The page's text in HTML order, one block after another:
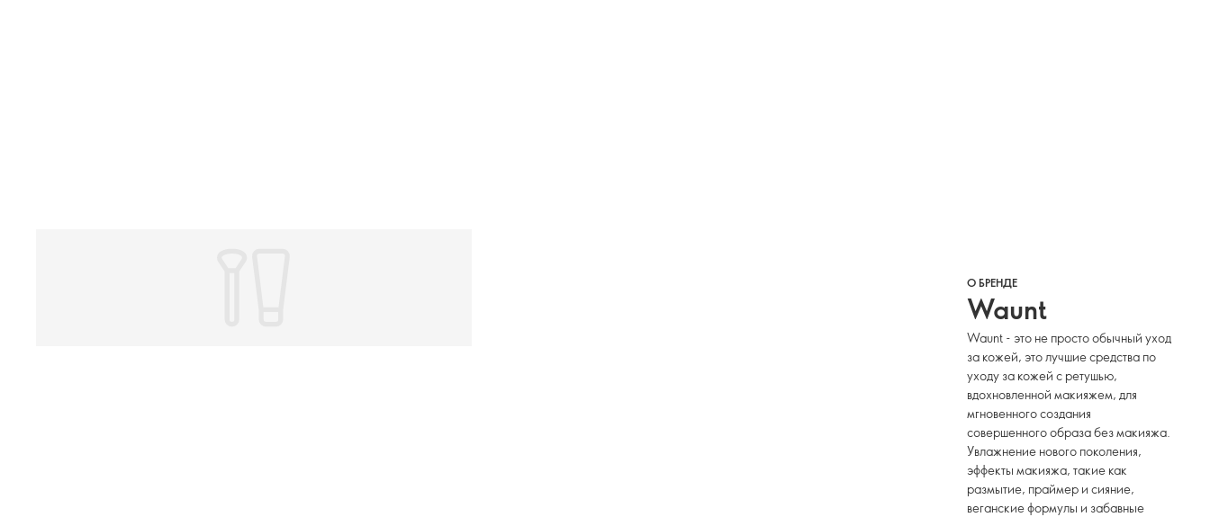
О БРЕНДЕ
Waunt
Waunt - это не просто обычный уход
за кожей, это лучшие средства по
уходу за кожей с ретушью,
вдохновленной макияжем, для
мгновенного создания
совершенного образа без макияжа.
Увлажнение нового поколения,
эффекты макияжа, такие как
размытие, праймер и сияние,
веганские формулы и забавные